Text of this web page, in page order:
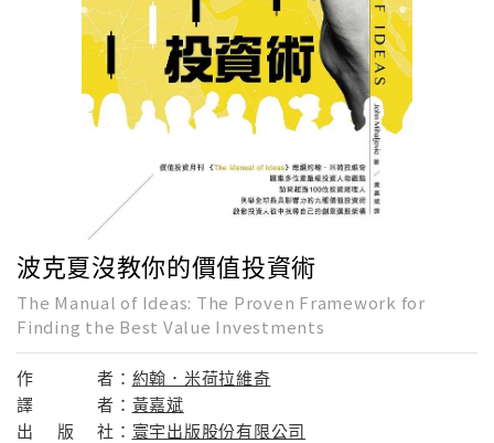
波克夏沒教你的價值投資術
The Manual of Ideas: The Proven Framework for
Finding the Best Value Investments
作 者： 約翰．米荷拉維奇
譯
者： 黃嘉斌
出
版 社： 寰宇出版股份有限公司